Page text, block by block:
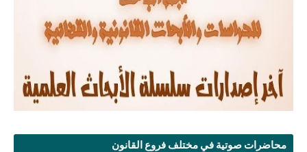
محاضرات صوتية في مختلف فروع القانون